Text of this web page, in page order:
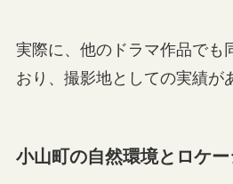
実際に、他のドラマ作品でも
おり、撮影地としての実績が
小山町の自然環境とロケ